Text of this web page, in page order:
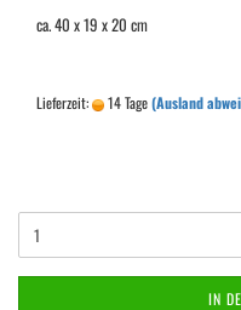
ca. 40 x 19 x 20 cm
Lieferzeit: 14 Tage(Ausland
IN